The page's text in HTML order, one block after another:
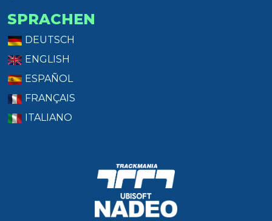
SPRACHEN
DEUTSCH
ENGLISH
ESPAÑOL
FRANÇAIS
ITALIANO